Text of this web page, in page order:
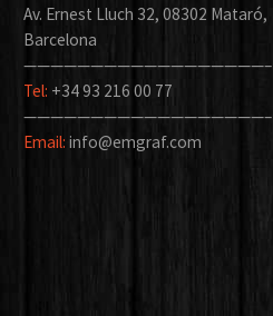
Av. Ernest Lluch 32, 08302 Mataró,
Barcelona
——————————————————–
Tel: +34 93 216 00 77
——————————————————–
Email: info@emgraf.com